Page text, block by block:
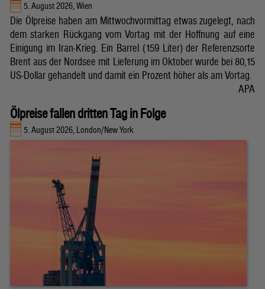
5. August 2026, Wien
Die Ölpreise haben am Mittwochvormittag etwas zugelegt, nach
dem starken Rückgang vom Vortag mit der Hoffnung auf eine
Einigung im Iran-Krieg. Ein Barrel (159 Liter) der Referenzsorte
Brent aus der Nordsee mit Lieferung im Oktober wurde bei 80,15
US-Dollar gehandelt und damit ein Prozent höher als am Vortag.
APA
Ölpreise fallen dritten Tag in Folge
5. August 2026, London/New York